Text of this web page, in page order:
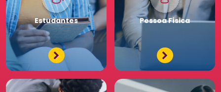
Estudantes PessoaFísica
PessoaJurídica
Premium
Tenha acessos exclusivos
e diferenciados da maior
comunidade de Recursos
Humanos. Conheça os
benefícios diferenciados
para a sua equipe. Saia
na frente para o seu
negócio.